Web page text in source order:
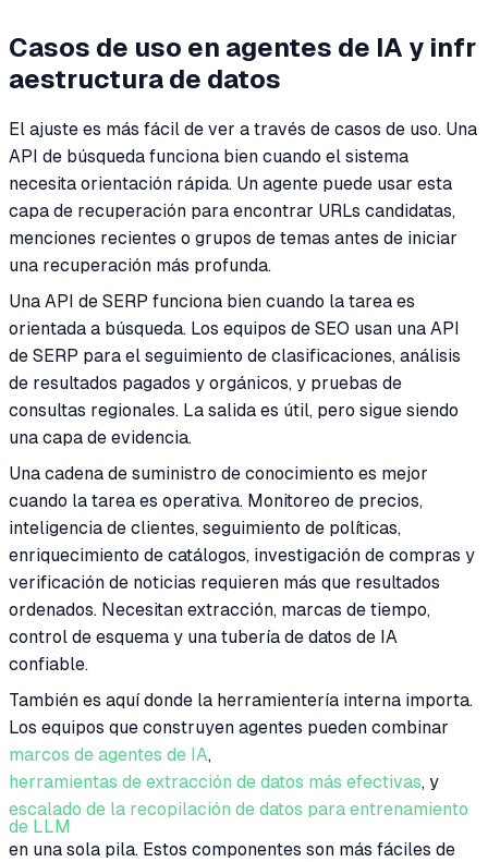
Casos de uso en agentes de IA y infr
aestructura de datos
El ajuste es más fácil de ver a través de casos de uso. Una
API de búsqueda funciona bien cuando el sistema
necesita orientación rápida. Un agente puede usar esta
capa de recuperación para encontrar URLs candidatas,
menciones recientes o grupos de temas antes de iniciar
una recuperación más profunda.
Una API de SERP funciona bien cuando la tarea es
orientada a búsqueda. Los equipos de SEO usan una API
de SERP para el seguimiento de clasificaciones, análisis
de resultados pagados y orgánicos, y pruebas de
consultas regionales. La salida es útil, pero sigue siendo
una capa de evidencia.
Una cadena de suministro de conocimiento es mejor
cuando la tarea es operativa. Monitoreo de precios,
inteligencia de clientes, seguimiento de políticas,
enriquecimiento de catálogos, investigación de compras y
verificación de noticias requieren más que resultados
ordenados. Necesitan extracción, marcas de tiempo,
control de esquema y una tubería de datos de IA
confiable.
También es aquí donde la herramientería interna importa.
Los equipos que construyen agentes pueden combinar
marcos de agentes de IA,
herramientas de extracción de datos más efectivas, y
escalado de la recopilación de datos para entrenamiento
de LLM
en una sola pila. Estos componentes son más fáciles de